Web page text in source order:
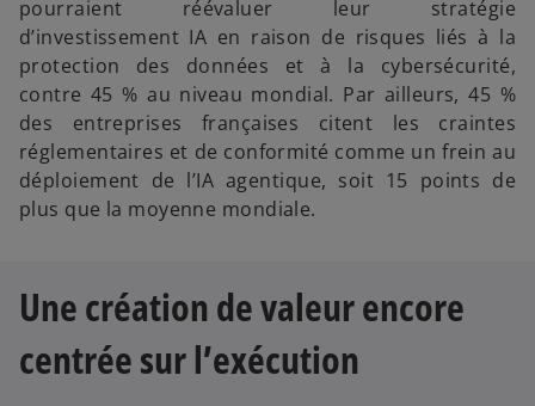
pourraient réévaluer leur stratégie
d’investissement IA en raison de risques liés à la
protection des données et à la cybersécurité,
contre 45 % au niveau mondial. Par ailleurs, 45 %
des entreprises françaises citent les craintes
réglementaires et de conformité comme un frein au
déploiement de l’IA agentique, soit 15 points de
plus que la moyenne mondiale.
Une création de valeur encore
centrée sur l’exécution